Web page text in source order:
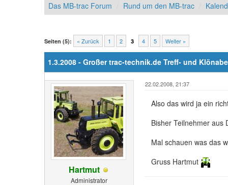
Das MB-trac Forum Rund um den MB-trac
Seiten (5): « Zurück 1 2 3 4 5 Weiter »
1.3.2008 - Großer trac-technik.de Treff- und
Hartmut
Administrator
22.02.2008, 21:37
Also das wird ja ein
Bisher Teilnehmer aus
Mal schauen was das
Gruss Hartmut